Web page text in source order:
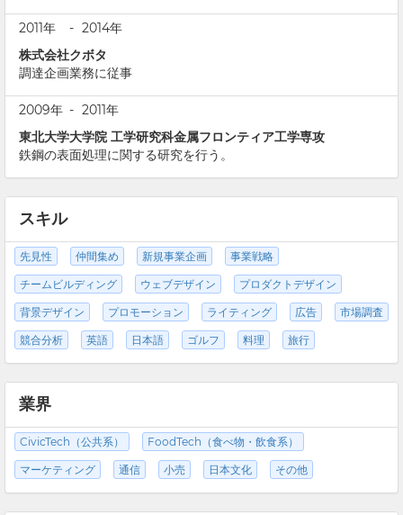
2011年 - 2014年
株式会社クボタ
調達企画業務に従事
2009年 - 2011年
東北大学大学院 工学研究科金属フロンティア工学専攻
鉄鋼の表面処理に関する研究を行う。
スキル
先見性 仲間集め 新規事業企画 事業戦略
チームビルディング ウェブデザイン プロダクトデザイン
背景デザイン プロモーション ライティング 広告 市場調査
競合分析 英語 日本語 ゴルフ 料理 旅行
業界
CivicTech（公共系） FoodTech（食べ物・飲食系）
マーケティング 通信 小売 日本文化 その他